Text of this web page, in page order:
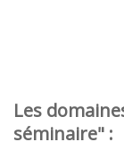
Les
séminaire" :